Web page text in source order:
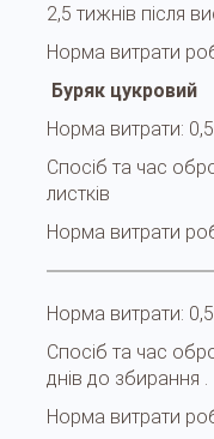
2,5 тижнів після
Норма витрати
Буряк цукровий
Норма витрати:
Спосіб та час
листків
Норма витрати
Норма витрати:
Спосіб та час
днів до збирання .
Норма витрати